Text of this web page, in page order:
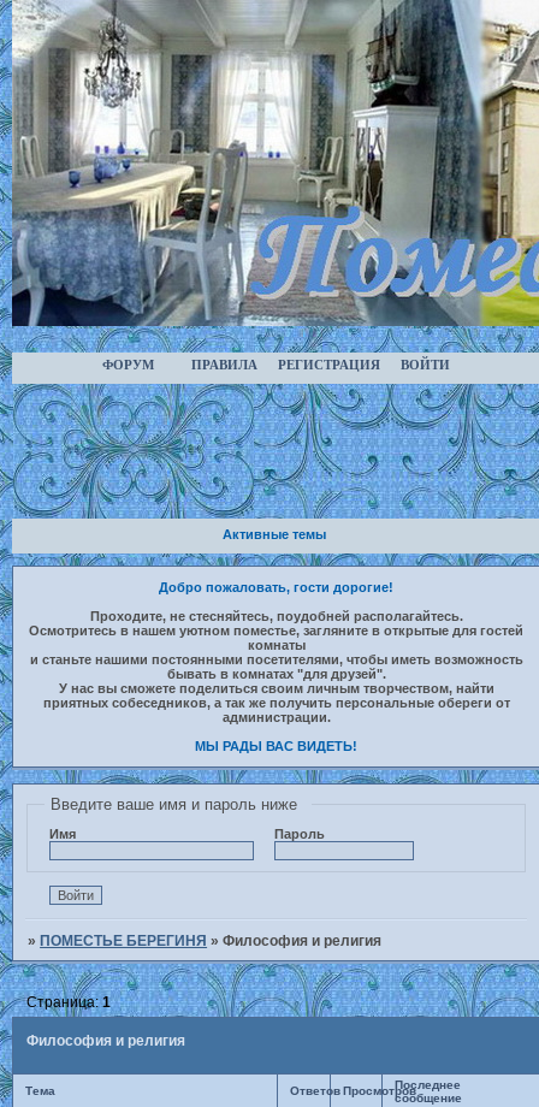
ФОРУМ ПРАВИЛА РЕГИСТРАЦИЯ ВОЙТИ
Активные темы
Добро пожаловать, гости дорогие!
Проходите, не стесняйтесь, поудобней располагайтесь.
Осмотритесь в нашем уютном поместье, загляните в открытые для гостей
комнаты
и станьте нашими постоянными посетителями, чтобы иметь возможность
бывать в комнатах "для друзей".
У нас вы сможете поделиться своим личным творчеством, найти
приятных собеседников, а так же получить персональные обереги от
администрации.
МЫ РАДЫ ВАС ВИДЕТЬ!
Введите ваше имя и пароль ниже
Имя Пароль
»ПОМЕСТЬЕ БЕРЕГИНЯ »Философия и религия
Философия и религия
Страница:1
Тема Ответов ПросмотровПоследнее
сообщение